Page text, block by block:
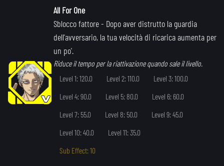
All For One
Sblocco fattore- Dopo aver distrutto la guardia
dell'avversario, la tua velocità di ricarica aumenta per
un po'.
Riduce il tempo per la riattivazione quando sale il livello.
Level 1: 120.0
Level 2: 110.0
Level 3: 100.0
Level 4: 90.0
Level 5: 80.0
Level 6: 60.0
Level 7: 55.0
Level 8: 50.0
Level 9: 45.0
Level 10: 40.0
Level 11: 35.0
Sub Effect: 10